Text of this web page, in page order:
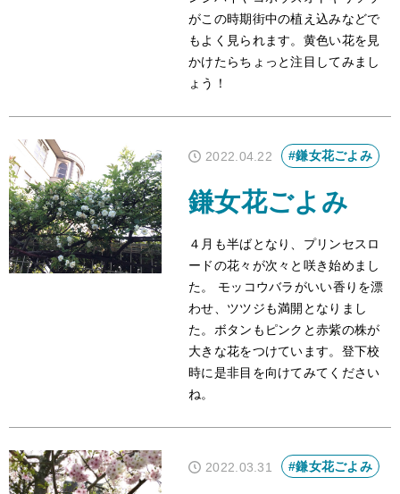
がこの時期街中の植え込みなどで
もよく見られます。黄色い花を見
かけたらちょっと注目してみまし
ょう！
2022.04.22 #鎌女花ごよみ
鎌女花ごよみ
４月も半ばとなり、プリンセスロ
ードの花々が次々と咲き始めまし
た。 モッコウバラがいい香りを漂
わせ、ツツジも満開となりまし
た。ボタンもピンクと赤紫の株が
大きな花をつけています。登下校
時に是非目を向けてみてください
ね。
2022.03.31 #鎌女花ごよみ